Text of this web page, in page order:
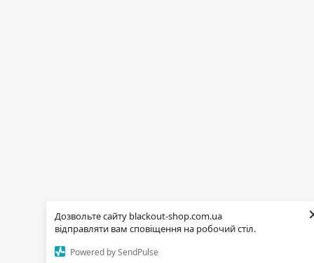
Дозвольте сайту blackout-shop.com.ua
відправляти вам сповіщення на робочий стіл.
Powered by SendPulse